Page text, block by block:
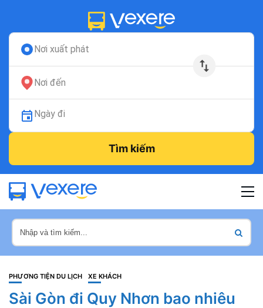
Nơi xuất phát
Nơi đến
Ngày đi
Tìm kiếm
PHƯƠNG TIỆN DU LỊCH XE KHÁCH
Sài Gòn đi Quy Nhơn bao nhiêu